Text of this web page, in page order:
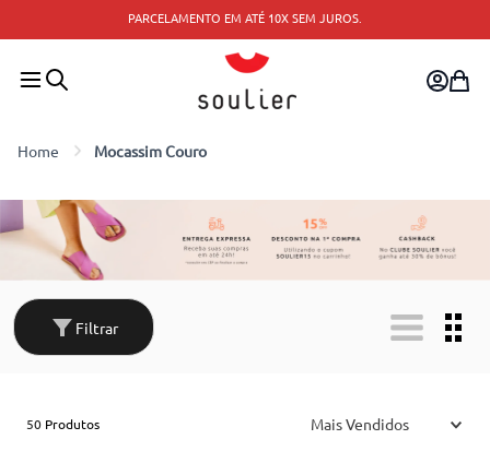
PARCELAMENTO EM ATÉ 10X SEM JUROS.
Mocassim Couro
Filtrar
50 Produtos Mais Vendidos